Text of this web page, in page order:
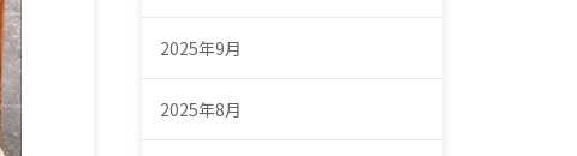
2025年9月
2025年8月